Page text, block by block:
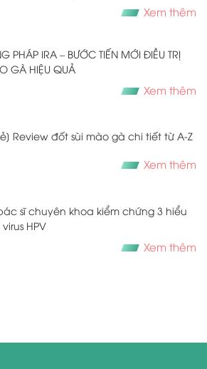
Xem thêm
PHÁP IRA – BƯỚC TIẾN MỚI ĐIỀU TRỊ
GÀ HIỆU QUẢ
Xem thêm
Review đốt sùi mào gà chi tiết từ A-Z
Xem thêm
sĩ chuyên khoa kiểm chứng 3 hiểu
HPV
Xem thêm